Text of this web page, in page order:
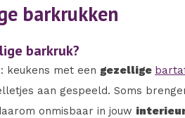
barkrukken
barkruk?
keukens met een gezellige
aan gespeeld. Soms
onmisbaar in jouw